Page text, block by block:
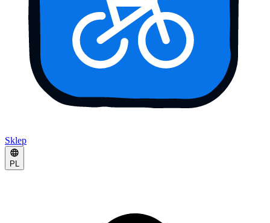
Sklep
PL